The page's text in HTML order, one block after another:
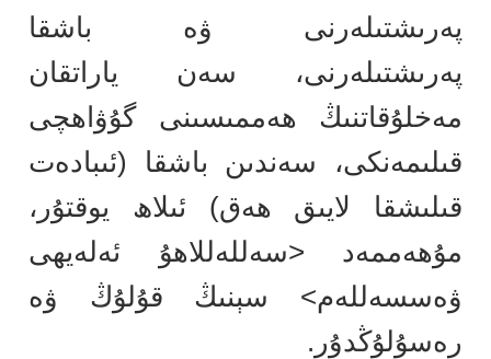
پەرىشتىلەرنى ۋە باشقا
پەرىشتىلەرنى، سەن ياراتقان
مەخلۇقاتنىڭ ھەممىسىنى گۇۋاھچى
قىلىمەنكى، سەندىن باشقا (ئىبادەت
قىلىشقا لايىق ھەق) ئىلاھ يوقتۇر،
مۇھەممەد <سەللەللاھۇ ئەلەيھى
ۋەسسەللەم> سېنىڭ قۇلۇڭ ۋە
رەسۇلۇڭدۇر.